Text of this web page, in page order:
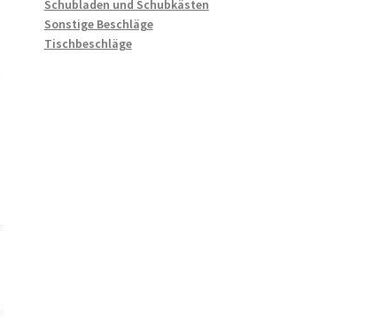
Schubladen und Schubkästen
Sonstige Beschläge
Tischbeschläge